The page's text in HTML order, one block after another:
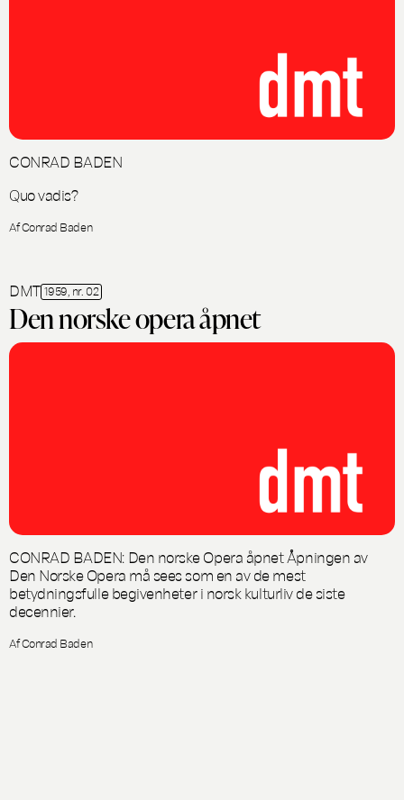
CONRAD BADEN
Quo vadis?
Af Conrad Baden
DMT 1959, nr. 02
Den norske opera åpnet
CONRAD BADEN: Den norske Opera åpnet Åpningen av
Den Norske Opera må sees som en av de mest
betydningsfulle begivenheter i norsk kulturliv de siste
decennier.
Af Conrad Baden